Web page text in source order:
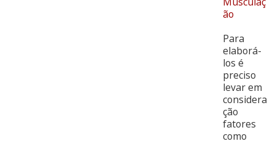
ão
Para
elaborá-
los é
preciso
levar em
considera
ção
fatores
como